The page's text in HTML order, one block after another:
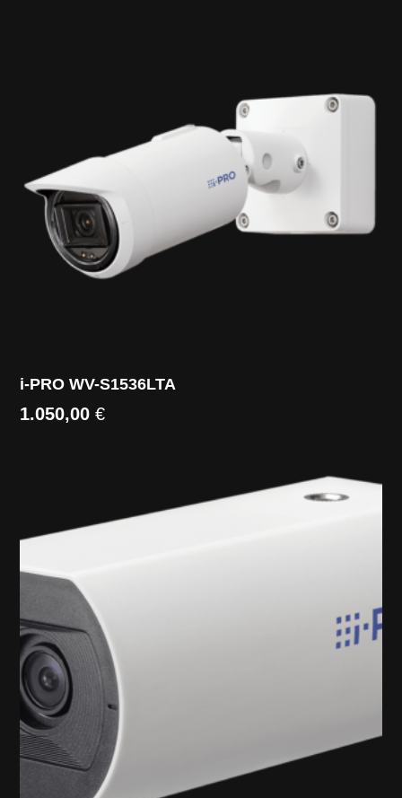
i-PRO WV-S1536LTA
1.050,00€